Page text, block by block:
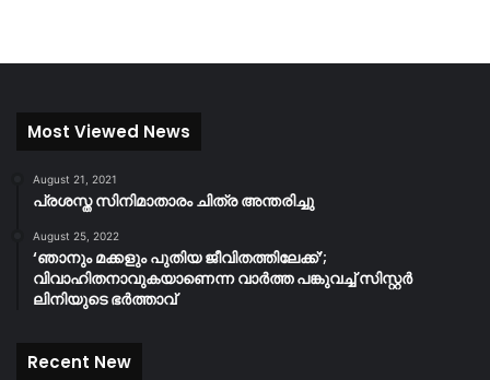
Most Viewed News
August 21, 2021
പ്രശസ്ത സിനിമാതാരം ചിത്ര അന്തരിച്ചു
August 25, 2022
‘ഞാനും മക്കളും പുതിയ ജീവിതത്തിലേക്ക്’;
വിവാഹിതനാവുകയാണെന്ന വാർത്ത പങ്കുവച്ച് സിസ്റ്റർ
ലിനിയുടെ ഭർത്താവ്
Recent New